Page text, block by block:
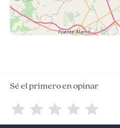
Sé el primero en opinar